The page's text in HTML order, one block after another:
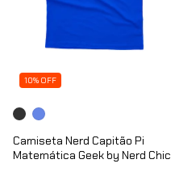
10% OFF
Camiseta Nerd Capitão Pi
Matemática Geek by Nerd Chic